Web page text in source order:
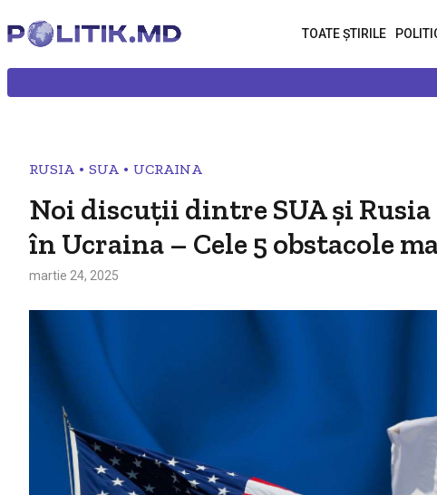
TOATE ȘTIRILE
RUSIA • SUA • UCRAINA
Noi discuții dintre SUA și
în Ucraina – Cele 5 obstacole
martie 24, 2025